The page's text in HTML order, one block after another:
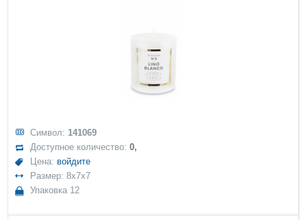
Символ: 141069
Доступное количество:0,
Цена: войдите
Размер: 8x7x7
Упаковка 12